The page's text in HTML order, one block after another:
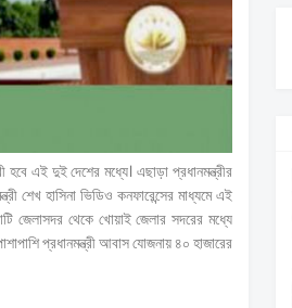
এই দুই দেশের মধ্যে। এছাড়া প্রধানমন্ত্রীর
শেখ হাসিনা ভিডিও কনফারেন্সের মাধ্যমে এই
জেলাসদর থেকে খোয়াই জেলার সদরের মধ্যে
প্রধানমন্ত্রী আবাস যোজনায় ৪০ হাজারের